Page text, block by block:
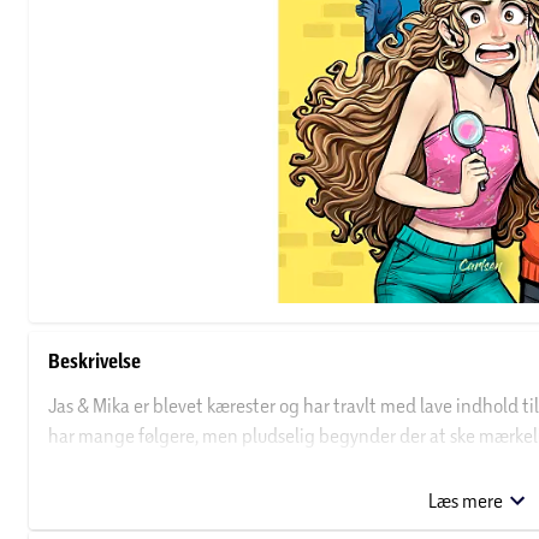
Beskrivelse
Jas & Mika er blevet kærester og har travlt med lave indhold
har mange følgere, men pludselig begynder der at ske
Læs mere